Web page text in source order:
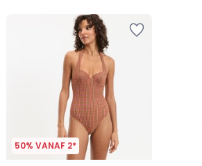
50% VANAF 2*